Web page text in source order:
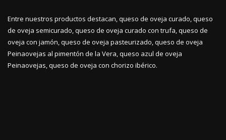
Entre nuestros productos destacan, queso de oveja curado, queso
de oveja semicurado, queso de oveja curado con trufa, queso de
oveja con jamón, queso de oveja pasteurizado, queso de oveja
Peinaovejas al pimentón de la Vera, queso azul de oveja
Peinaovejas, queso de oveja con chorizo ibérico.